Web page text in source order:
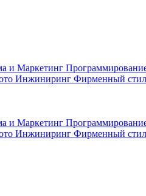
и Маркетинг
Инжиниринг Фирменный
и Маркетинг
Инжиниринг Фирменный